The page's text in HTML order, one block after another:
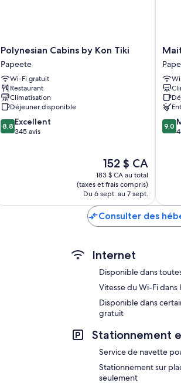
Des téléviseurs
Des garde-robes ou
Polynesian
Cabins
by
Kon
Tiki
Papeete
Polynesian Cabins by Kon Tiki
Papeete
Wi-Fi gratuit
Restaurant
Climatisation
Déjeuner disponible
8.8
sur
8,8 Excellent
345 avis
Le
prix
est
de
152 $ CA
152 $ CA
183 $ CA au total
(taxes et frais compris)
Du 6 sept. au 7 sept.
Tahiti
9.0
sur
9,0
Consulter des
Internet
Disponible dans
Vitesse du Wi-Fi
Disponible dans
gratuit
Stationnement
Service de navette
Stationnement sur
seulement